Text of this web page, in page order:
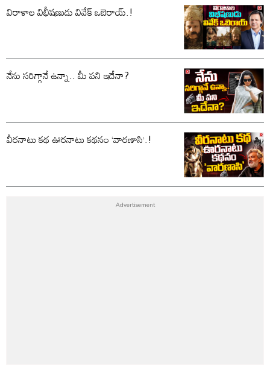
విరాళాల విభీషణుడు వివేక్ ఒబెరాయ్.!
నేను సరిగ్గానే ఉన్నా.. మీ పని ఇదేనా?
వీరనాటు కథ ఊరనాటు కథనం ‘వారణాసి’.!